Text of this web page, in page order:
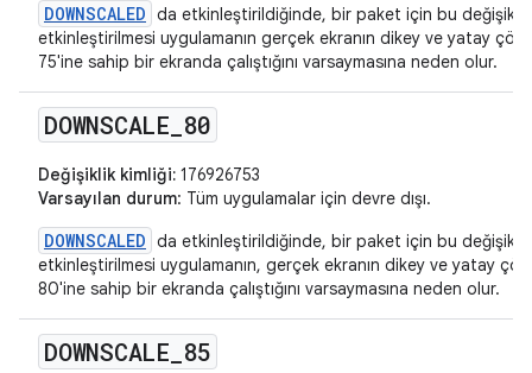
DOWNSCALED da etkinleştirildiğinde, bir paket için bu
etkinleştirilmesi uygulamanın gerçek ekranın dikey ve yatay
75'ine sahip bir ekranda çalıştığını varsaymasına neden olur.
DOWNSCALE 80
Değişiklik kimliği: 176926753
Varsayılan durum: Tüm uygulamalar için devre dışı.
DOWNSCALED da etkinleştirildiğinde, bir paket için bu
etkinleştirilmesi uygulamanın, gerçek ekranın dikey ve yatay
80'ine sahip bir ekranda çalıştığını varsaymasına neden olur.
DOWNSCALE 85